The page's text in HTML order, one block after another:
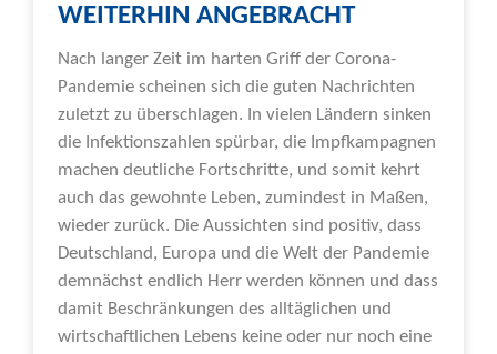
WEITERHIN ANGEBRACHT
Nach langer Zeit im harten Griff der Corona-
Pandemie scheinen sich die guten Nachrichten
zuletzt zu überschlagen. In vielen Ländern sinken
die Infektionszahlen spürbar, die Impfkampagnen
machen deutliche Fortschritte, und somit kehrt
auch das gewohnte Leben, zumindest in Maßen,
wieder zurück. Die Aussichten sind positiv, dass
Deutschland, Europa und die Welt der Pandemie
demnächst endlich Herr werden können und dass
damit Beschränkungen des alltäglichen und
wirtschaftlichen Lebens keine oder nur noch eine